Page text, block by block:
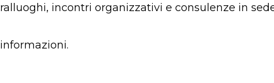
incontri organizzativi e consulenze in